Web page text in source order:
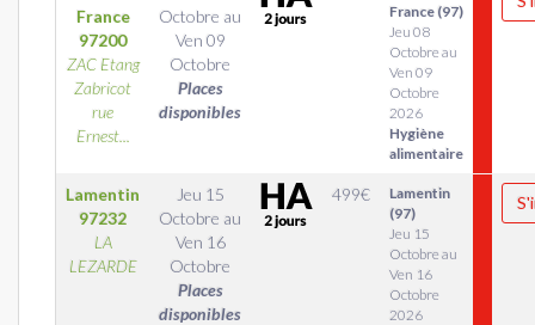
France
97200
ZAC Etang
Zabricot
rue
Ernest...
Octobre au
Ven 09
Octobre
Places
disponibles
France (97)
Jeu 08
Octobre au
Ven 09
Octobre
2026
Hygiène
alimentaire
Lamentin
97232
LA
LEZARDE
Jeu 15
Octobre au
Ven 16
Octobre
Places
disponibles
499€
Lamentin
(97)
Jeu 15
Octobre au
Ven 16
Octobre
2026